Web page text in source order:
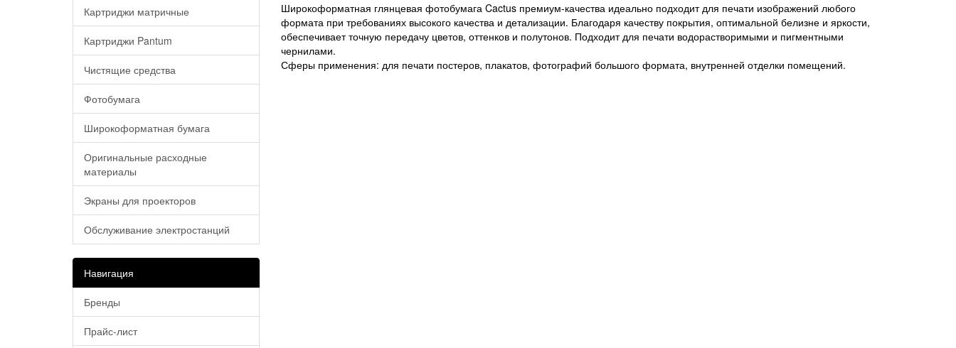
Картриджи матричные
Картриджи Pantum
Чистящие средства
Фотобумага
Широкоформатная бумага
Оригинальные расходные
материалы
Экраны для проекторов
Обслуживание электростанций
Навигация
Бренды
Прайс-лист
Широкоформатная глянцевая фотобумага Cactus премиум-качества идеально подходит для печати изображений любого
формата при требованиях высокого качества и детализации. Благодаря качеству покрытия, оптимальной белизне и яркости,
обеспечивает точную передачу цветов, оттенков и полутонов. Подходит для печати водорастворимыми и пигментными
чернилами.
Сферы применения: для печати постеров, плакатов, фотографий большого формата, внутренней отделки помещений.